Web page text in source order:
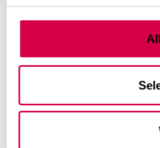
SILVERCEL Na